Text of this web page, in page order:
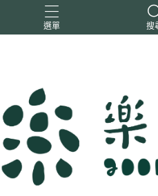
選單 搜
一樂鶴